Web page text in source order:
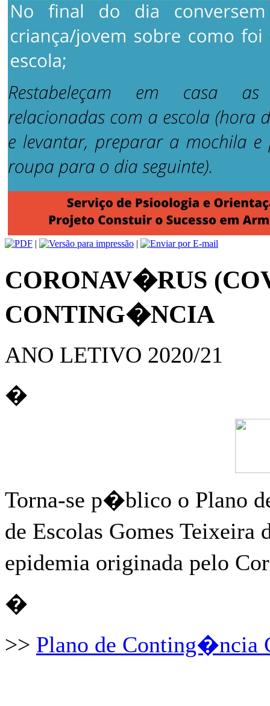
| |
CORONAV�RUS
CONTING�NCIA
ANO LETIVO 2020/21
�
Torna-se p�blico o Plano
de Escolas Gomes
epidemia originada pelo
�
>> Plano de Conting�ncia